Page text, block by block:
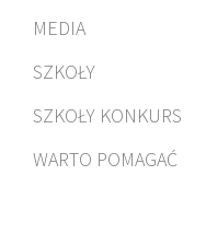
MEDIA
SZKOŁY
SZKOŁY KONKURS
WARTO POMAGAĆ